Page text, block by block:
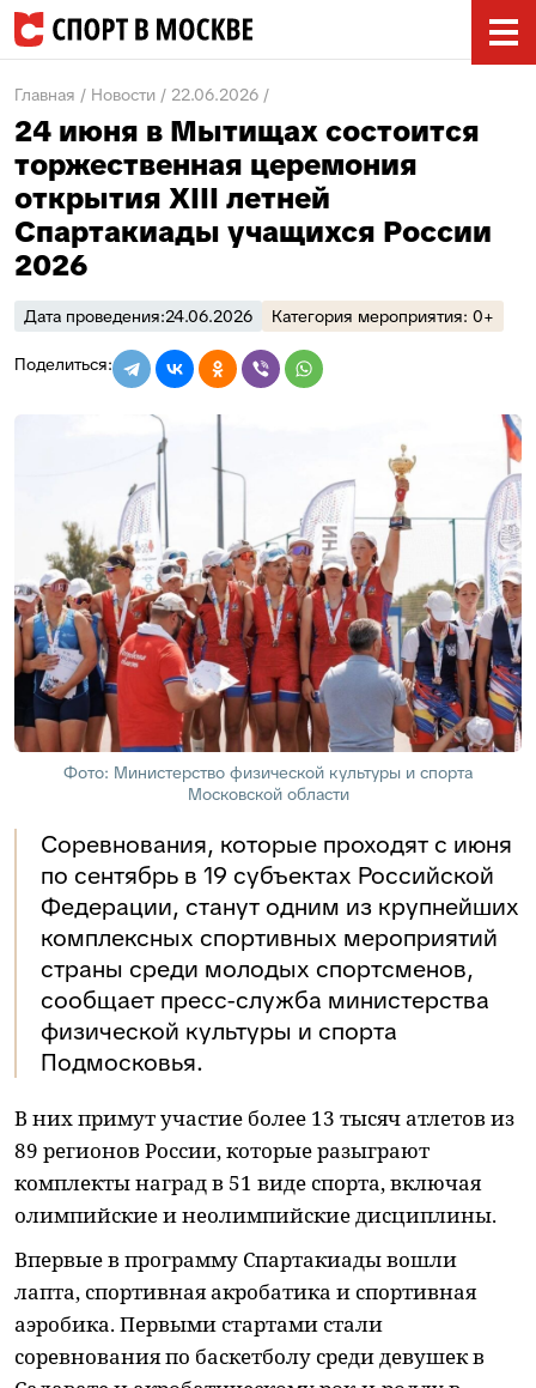
Главная Новости 22.06.2026
24 июня в Мытищах состоится
торжественная церемония
открытия XIII летней
Спартакиады учащихся России
2026
Дата проведения:24.06.2026 Категория мероприятия: 0+
Фото: Министерство физической культуры и спорта
Московской области
Соревнования, которые проходят с июня
по сентябрь в 19 субъектах Российской
Федерации, станут одним из крупнейших
комплексных спортивных мероприятий
страны среди молодых спортсменов,
сообщает пресс-служба министерства
физической культуры и спорта
Подмосковья.
В них примут участие более 13 тысяч атлетов из
89 регионов России, которые разыграют
комплекты наград в 51 виде спорта, включая
олимпийские и неолимпийские дисциплины.
Впервые в программу Спартакиады вошли
лапта, спортивная акробатика и спортивная
аэробика. Первыми стартами стали
соревнования по баскетболу среди девушек в